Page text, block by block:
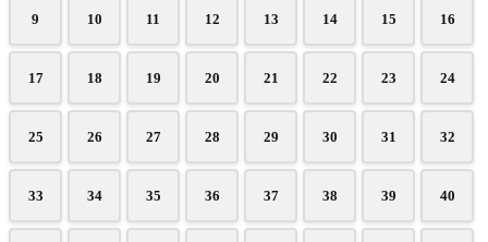
9 10 11 12 13 14 15 16
17 18 19 20 21 22 23 24
25 26 27 28 29 30 31 32
33 34 35 36 37 38 39 40